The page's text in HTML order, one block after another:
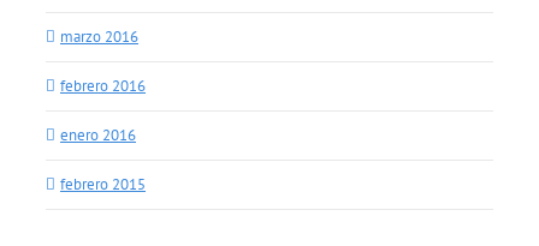
marzo 2016
febrero 2016
enero 2016
febrero 2015